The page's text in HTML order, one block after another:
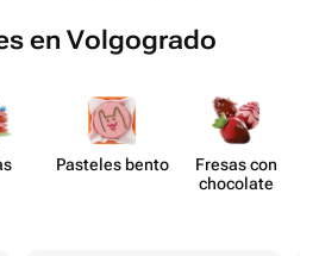
en Volgogrado
Pasteles bento
Fresas con
chocolate